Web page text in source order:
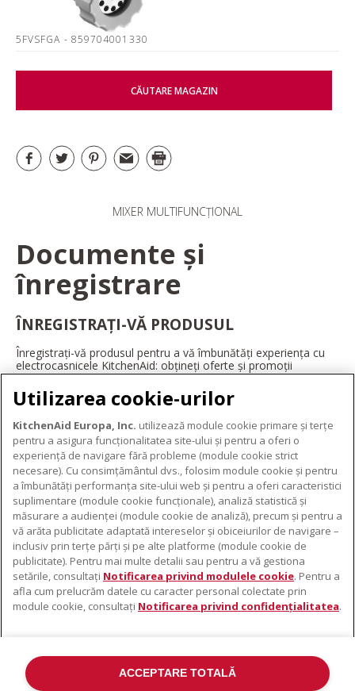
5FVSFGA - 859704001330
CĂUTARE MAGAZIN
MIXER MULTIFUNCȚIONAL
Documente și
înregistrare
ÎNREGISTRAȚI-VĂ PRODUSUL
Înregistrați-vă produsul pentru a vă îmbunătăți experiența cu
electrocasnicele KitchenAid: obțineți oferte și promoții
exclusive, ponturi și sfaturi de la profesioniști și multe altele.
ÎNREGISTRAȚI-VĂ ACUM
DESPRE KITCHENAID
Despre KitchenAid
Istoria mărcii
ODR
PRODUSELE NOASTRE
Electrocasnice mici
Accesorii pentru produse
SUPORT
De unde cumpărați
Localizator centre de service
Contacte
Utilizarea cookie-urilor
KitchenAid Europa, Inc. utilizează module cookie primare și terțe
pentru a asigura funcționalitatea site-ului și pentru a oferi o
experiență de navigare fără probleme (module cookie strict
necesare). Cu consimțământul dvs., folosim module cookie și pentru
a îmbunătăți performanța site-ului web și pentru a oferi caracteristici
suplimentare (module cookie funcționale), analiză statistică și
măsurare a audienței (module cookie de analiză), precum și pentru a
vă arăta publicitate adaptată intereselor și obiceiurilor de navigare –
inclusiv prin terțe părți și pe alte platforme (module cookie de
publicitate). Pentru mai multe detalii sau pentru a vă gestiona
setările, consultați Notificarea privind modulele cookie. Pentru a
afla cum prelucrăm datele cu caracter personal colectate prin
module cookie, consultați Notificarea privind confidențialitatea.
ACCEPTARE TOTALĂ